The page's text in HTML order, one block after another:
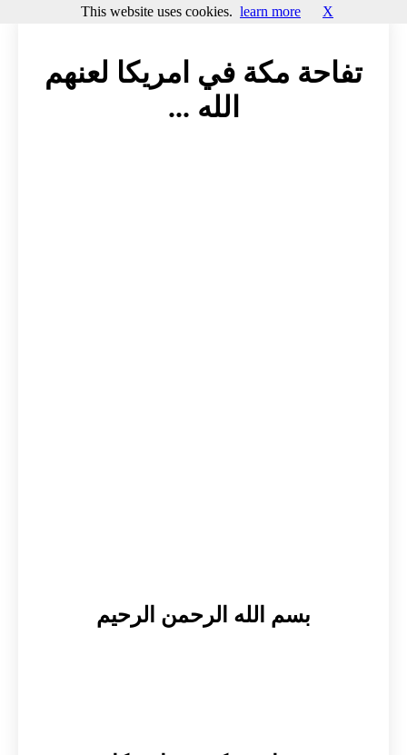
تفاحة مكة في امريكا لعنهم
الله ...
بسم الله الرحمن الرحيم
This website uses cookies. learn more X